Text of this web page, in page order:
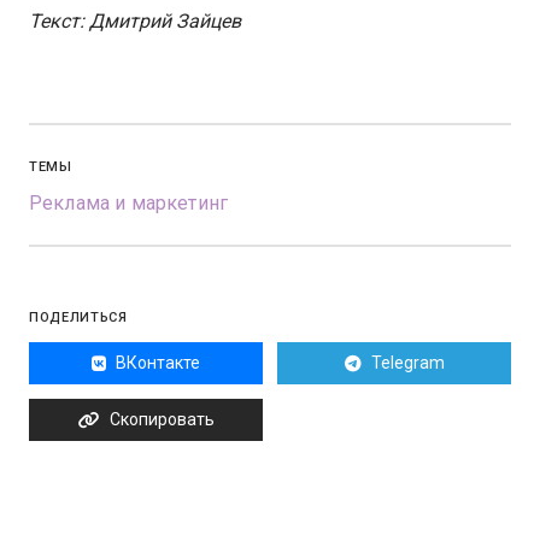
Текст: Дмитрий Зайцев
ТЕМЫ
Реклама и маркетинг
ПОДЕЛИТЬСЯ
ВКонтакте Telegram
Скопировать